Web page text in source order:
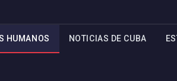
HUMANOS NOTICIAS DE CUBA